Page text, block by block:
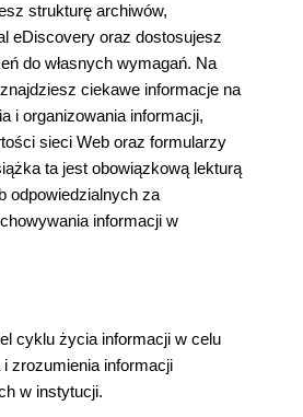
strukturę archiwów,
eDiscovery oraz dostosujesz
do własnych wymagań. Na
ciekawe informacje na
i organizowania informacji,
sieci Web oraz formularzy
ta jest obowiązkową lekturą
odpowiedzialnych za
informacji w
cyklu życia informacji w celu
zrozumienia informacji
w instytucji.